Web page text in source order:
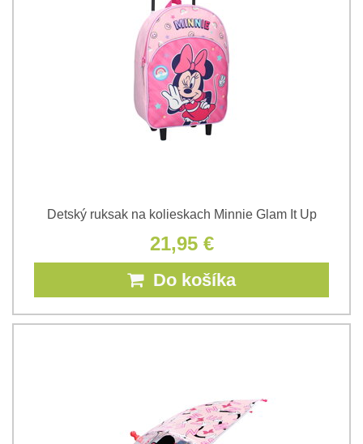
Detský ruksak na kolieskach Minnie Glam It Up
21,95 €
Do košíka